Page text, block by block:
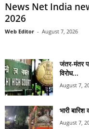
News Net India
2026
Web Editor - August 7, 2026
जंतर-मंतर
विरोध...
August 7,
भारी
August 7,